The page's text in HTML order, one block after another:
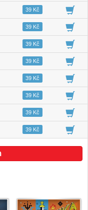
03:0939 Kč
03:2839 Kč
03:3539 Kč
02:5139 Kč
03:1139 Kč
02:2439 Kč
02:5939 Kč
02:5039 Kč